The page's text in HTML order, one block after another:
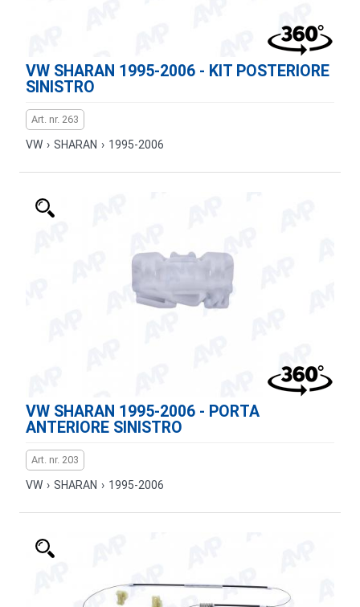
VW SHARAN 1995-2006 - KIT POSTERIORE
SINISTRO
Art. nr. 263
VW › SHARAN › 1995-2006
VW SHARAN 1995-2006 - PORTA
ANTERIORE SINISTRO
Art. nr. 203
VW › SHARAN › 1995-2006